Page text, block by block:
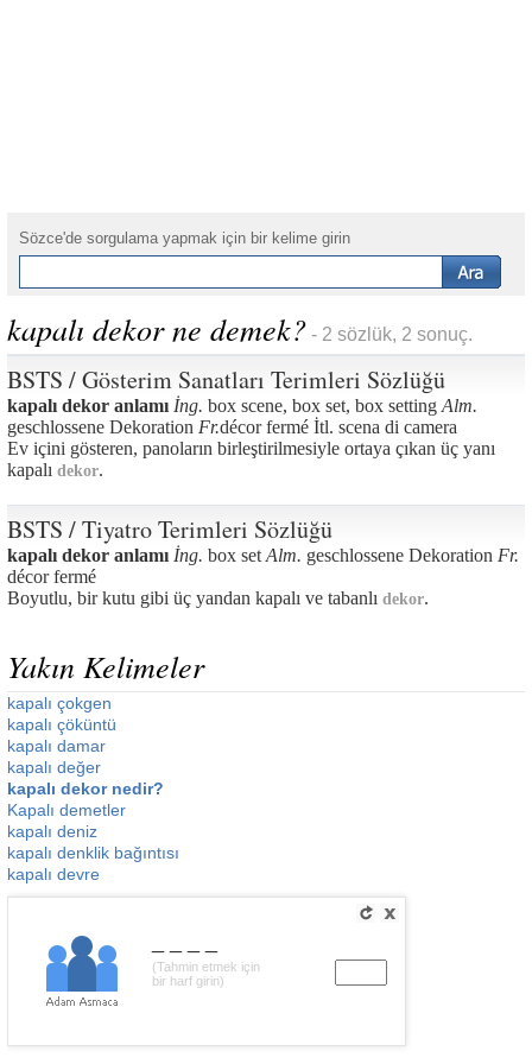
Sözce'de sorgulama yapmak için bir kelime girin
kapalı dekor ne demek? - 2 sözlük, 2 sonuç.
BSTS / Gösterim Sanatları Terimleri Sözlüğü
kapalı dekor anlamı İng. box scene, box set, box setting Alm.
geschlossene Dekoration Fr.décor fermé İtl. scena di camera
Ev içini gösteren, panoların birleştirilmesiyle ortaya çıkan üç yanı
kapalı dekor.
BSTS / Tiyatro Terimleri Sözlüğü
kapalı dekor anlamı İng. box set Alm. geschlossene Dekoration Fr.
décor fermé
Boyutlu, bir kutu gibi üç yandan kapalı ve tabanlı dekor.
Yakın Kelimeler
kapalı çokgen
kapalı çöküntü
kapalı damar
kapalı değer
kapalı dekor nedir?
Kapalı demetler
kapalı deniz
kapalı denklik bağıntısı
kapalı devre
(Tahmin etmek için
bir harf girin)